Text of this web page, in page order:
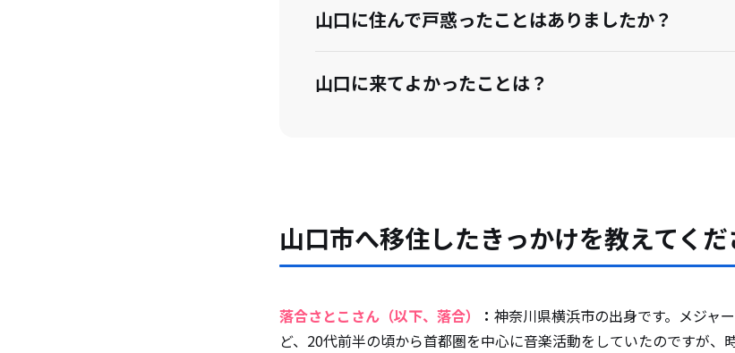
山口に住んで戸惑ったことはありましたか？
山口に来てよかったことは？
山口市へ移住したきっかけを教えてくだ
落合さとこさん（以下、落合） ： 神奈川県横浜市の出身です。メジャ
ど、20代前半の頃から首都圏を中心に音楽活動をしていたのですが、